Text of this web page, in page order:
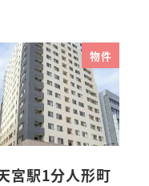
物件
宮駅1分人形町